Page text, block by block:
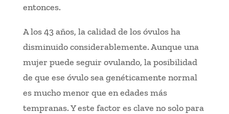
entonces.
A los 43 años, la calidad de los óvulos ha
disminuido considerablemente. Aunque una
mujer puede seguir ovulando, la posibilidad
de que ese óvulo sea genéticamente normal
es mucho menor que en edades más
tempranas. Y este factor es clave no solo para